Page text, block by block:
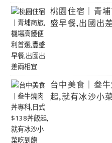
桃園住宿｜青
盛早餐,出國出
台中美食｜叁
起,就有冰沙小